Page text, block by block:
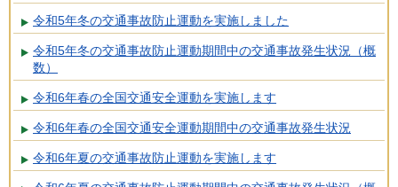
令和5年冬の交通事故防止運動を実施しました
令和5年冬の交通事故防止運動期間中の交通事故発生状況（概
数）
令和6年春の全国交通安全運動を実施します
令和6年春の全国交通安全運動期間中の交通事故発生状況
令和6年夏の交通事故防止運動を実施します